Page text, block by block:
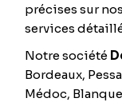
précises sur
services
Notre société
Bordeaux,
Médoc,